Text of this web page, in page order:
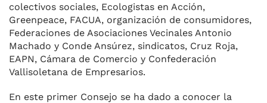
colectivos sociales, Ecologistas en Acción,
Greenpeace, FACUA, organización de consumidores,
Federaciones de Asociaciones Vecinales Antonio
Machado y Conde Ansúrez, sindicatos, Cruz Roja,
EAPN, Cámara de Comercio y Confederación
Vallisoletana de Empresarios.
En este primer Consejo se ha dado a conocer la